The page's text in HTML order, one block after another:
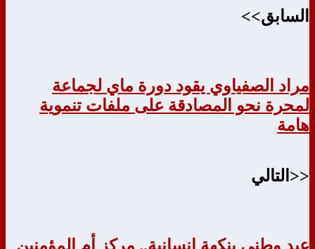
السابق>>
مراد الصفياوي يقود دورة ماي لجماعة
لمحرة نحو المصادقة على ملفات تنموية
هامة
<<التالي